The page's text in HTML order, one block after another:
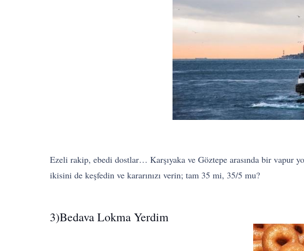
Ezeli rakip, ebedi dostlar… Karşıyaka ve Göztepe arasında bir vapur
ikisini de keşfedin ve kararınızı verin; tam 35 mi, 35/5 mu?
3)Bedava Lokma Yerdim